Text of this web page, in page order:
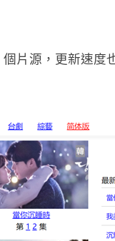
片源，更新速度